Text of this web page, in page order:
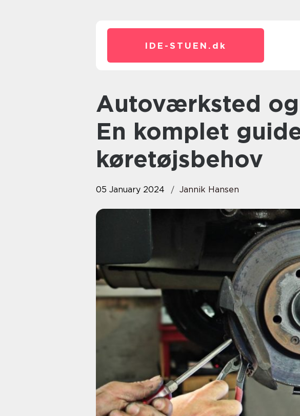
IDE-STUEN. dk
Autoværksted og brugte biler:
En komplet
køretøjsbehov
05 January 2024 Jannik Hansen